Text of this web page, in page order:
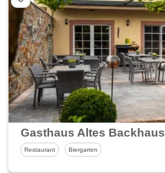
Gasthaus Altes Backhaus
Restaurant Biergarten